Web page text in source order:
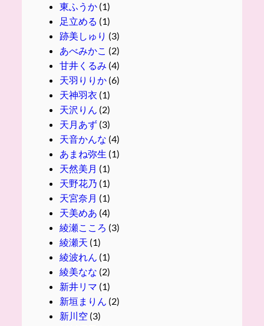
東ふうか(1)
足立める (1)
跡美しゅり (3)
あべみかこ (2)
甘井くるみ (4)
天羽りりか(6)
天神羽衣 (1)
天沢りん (2)
天月あず(3)
天音かんな (4)
あまね弥生 (1)
天然美月 (1)
天野花乃 (1)
天宮奈月 (1)
天美めあ (4)
綾瀬こころ (3)
綾瀬天 (1)
綾波れん (1)
綾美なな (2)
新井リマ (1)
新垣まりん (2)
新川空 (3)